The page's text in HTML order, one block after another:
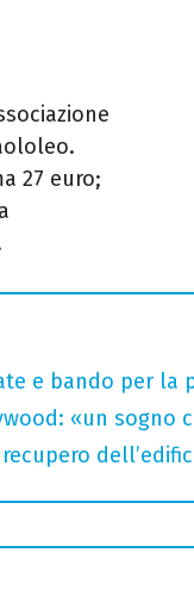
27 euro;
e bando per la
«un sogno